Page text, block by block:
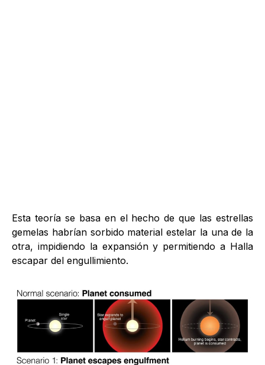
Esta teoría se basa en el hecho de que las estrellas
gemelas habrían sorbido material estelar la una de la
otra, impidiendo la expansión y permitiendo a Halla
escapar del engullimiento.